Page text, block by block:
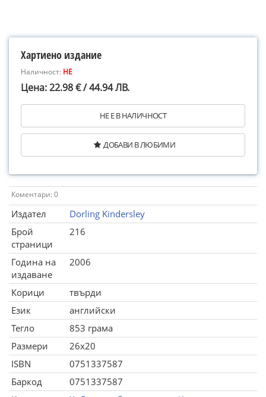
Хартиено издание
Наличност: НЕ
Цена: 22.98 € / 44.94 ЛВ.
НЕ Е В НАЛИЧНОСТ
ДОБАВИ В ЛЮБИМИ
Коментари: 0
Издател
Dorling Kindersley
Брой
страници
216
Година на
издаване
2006
Корици
твърди
Език
английски
Тегло
853 грама
Размери
26x20
ISBN
0751337587
Баркод
0751337587